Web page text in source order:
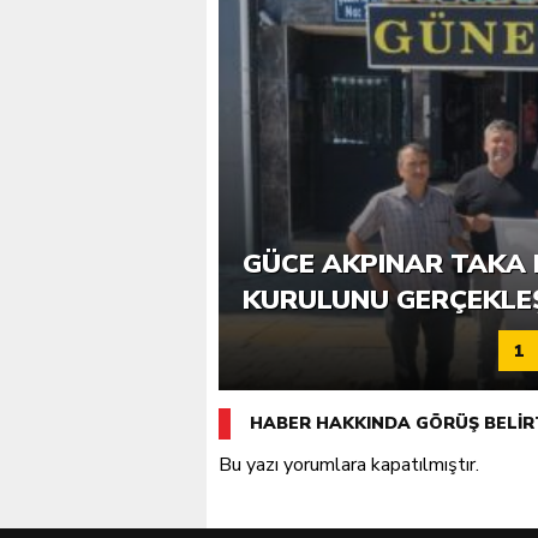
6. GÜCE TEKKEKÖY
KATILIMLA
GÜCE AKPINAR TAKA
KURULUNU
1
HABER HAKKINDA GÖRÜŞ
Bu yazı yorumlara kapatılmıştır.